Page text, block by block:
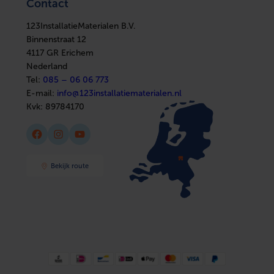
Installatiemateriaal
Afbouwmaterialen
Boilers
Elektra
Installatiemateriaal
Sanitair
Afbouwmaterialen
Contact
123InstallatieMaterialen B.V.
Binnenstraat 12
4117 GR Erichem
Nederland
Tel: 085 – 06 06 773
E-mail: info@123installatiematerialen.nl
Kvk: 89784170
Facebook Instagram YouTube
Bekijk route